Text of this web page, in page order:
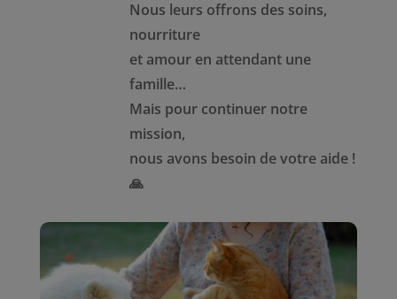
Nous leurs offrons des soins,
nourriture
et amour en attendant une
famille…
Mais pour continuer notre
mission,
nous avons besoin de votre aide !
🙏